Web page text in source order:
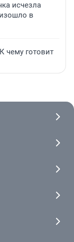
исчезла
в
чему готовит